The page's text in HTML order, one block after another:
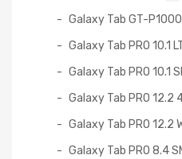
Galaxy Tab GT-P1000
Galaxy Tab PRO 10.1
Galaxy Tab PRO 10.1
Galaxy Tab PRO 12.2
Galaxy Tab PRO 12.2
Galaxy Tab PRO 8.4